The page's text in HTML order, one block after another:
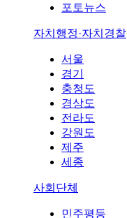
포토뉴스
자치행정·자치경찰
서울
경기
충청도
경상도
전라도
강원도
제주
세종
사회단체
민주평등